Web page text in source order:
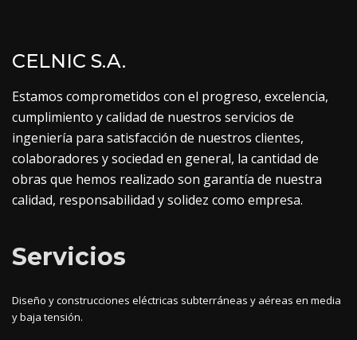
CELNIC S.A.
Estamos comprometidos con el progreso, excelencia,
cumplimiento y calidad de nuestros servicios de
ingeniería para satisfacción de nuestros clientes,
colaboradores y sociedad en general, la cantidad de
obras que hemos realizado son garantía de nuestra
calidad, responsabilidad y solidez como empresa.
Servicios
Diseño y construcciones eléctricas subterráneas y aéreas en media
y baja tensión.